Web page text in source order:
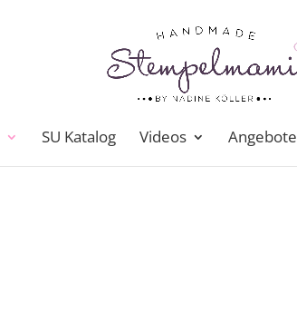
SU Katalog Videos Angebote